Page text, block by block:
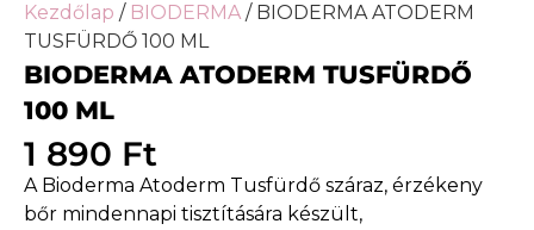
Kezdőlap / BIODERMA / BIODERMA ATODERM
TUSFÜRDŐ 100 ML
BIODERMA ATODERM TUSFÜRDŐ
100 ML
1 890 Ft
A Bioderma Atoderm Tusfürdő száraz, érzékeny
bőr mindennapi tisztítására készült,